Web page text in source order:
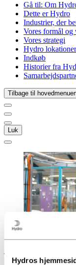
Hydros
Gå til: Om
Dette er Hydro
Industrier, der
Vores formål
Vores strategi
Hydro
Indkøb
Historier fra
Tilbage til
Luk